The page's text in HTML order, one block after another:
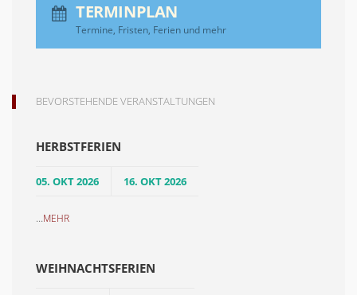
TERMINPLAN
Termine, Fristen, Ferien und mehr
BEVORSTEHENDE VERANSTALTUNGEN
HERBSTFERIEN
05. OKT 2026 16. OKT 2026
...MEHR
WEIHNACHTSFERIEN